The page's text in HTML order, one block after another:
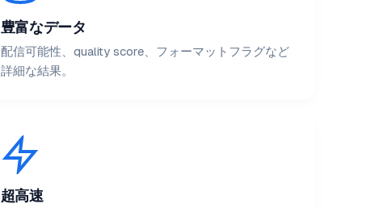
豊富なデータ
配信可能性、quality score、フォーマットフラグなど
詳細な結果。
超高速